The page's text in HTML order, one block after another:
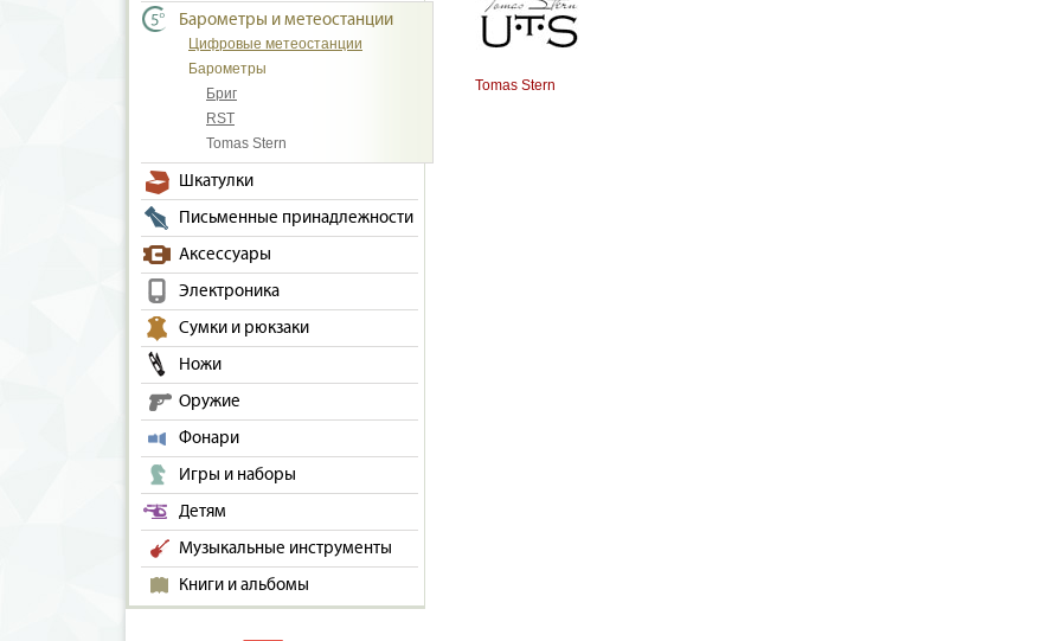
Барометры и метеостанции
Цифровые метеостанции
Барометры
Бриг
RST
Tomas Stern
Шкатулки
Письменные принадлежности
Аксессуары
Электроника
Сумки и рюкзаки
Ножи
Оружие
Фонари
Игры и наборы
Детям
Музыкальные инструменты
Книги и альбомы
Tomas Stern